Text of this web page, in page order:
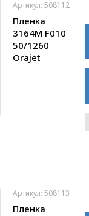
Артикул: 508112
Пленка
3164M F010
50/1260
Orajet
Артикул: 508113
Пленка